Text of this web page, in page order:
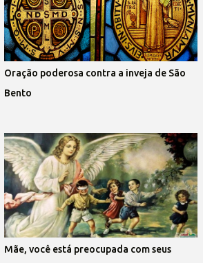
Oração poderosa contra a inveja de São
Bento
Mãe, você está preocupada com seus